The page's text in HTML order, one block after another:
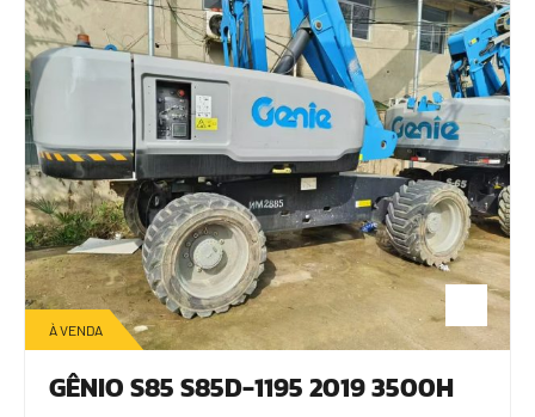
À VENDA
GÊNIO S85 S85D-1195 2019 3500H